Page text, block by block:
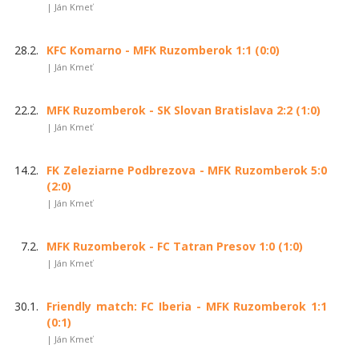
| Ján Kmeť
28.2. KFC Komarno - MFK Ruzomberok 1:1 (0:0)
| Ján Kmeť
22.2. MFK Ruzomberok - SK Slovan Bratislava 2:2 (1:0)
| Ján Kmeť
14.2.
FK Zeleziarne Podbrezova - MFK Ruzomberok 5:0
(2:0)
| Ján Kmeť
7.2. MFK Ruzomberok - FC Tatran Presov 1:0 (1:0)
| Ján Kmeť
30.1.
Friendly match: FC Iberia - MFK Ruzomberok 1:1
(0:1)
| Ján Kmeť